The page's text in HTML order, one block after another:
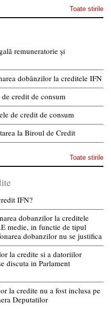
Toate stirile
remuneratorie și
dobânzilor la creditele IFN
credit de consum
de credit de consum
la Biroul de Credit
Toate stirile
IFN?
dobanzilor la creditele
medie, in functie de tipul
dobanzilor nu se justifica
la credite si a datoriilor
discuta in Parlament
la credite nu a fost inclusa pe
Deputatilor